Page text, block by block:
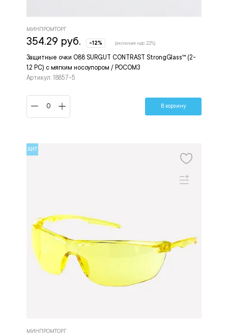
Защитные очки O88 SURGUT CONTRAST StrongGlass™ (2-
1,2 РС) с мягким носоупором / РОСОМЗ
Артикул: 18857-5
МИНПРОМТОРГ
354.29 руб. -12% (включая ндс 22%)
В корзину
ХИТ
МИНПРОМТОРГ